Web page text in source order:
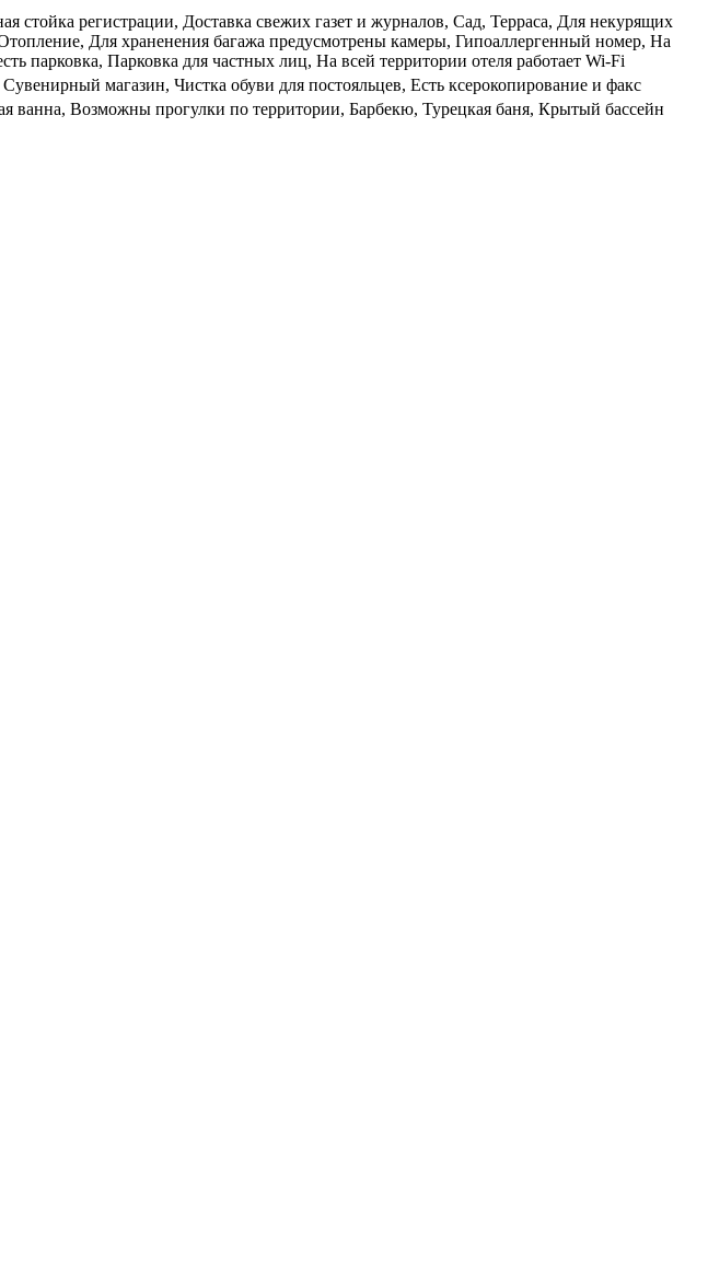
регистрации, Доставка свежих газет и журналов, Сад, Терраса, Для некурящих
Для храненения багажа предусмотрены камеры, Гипоаллергенный номер, На
парковка, Парковка для частных лиц, На всей территории отеля работает Wi-Fi
магазин, Чистка обуви для постояльцев, Есть ксерокопирование и факс
ванна, Возможны прогулки по территории, Барбекю, Турецкая баня, Крытый бассейн